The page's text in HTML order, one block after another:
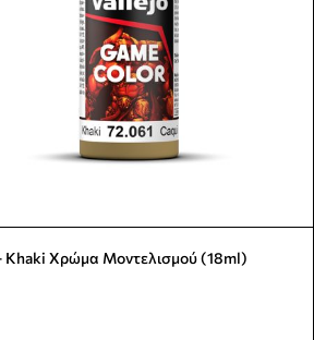
Khaki Χρώμα Μοντελισμού (18ml)